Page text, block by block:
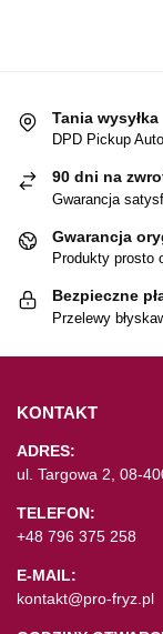
Tania wysyłka
DPD Pickup
90 dni na
Gwarancja
Gwarancja
Produkty prosto
Bezpieczne
Przelewy
KONTAKT
ADRES:
ul. Targowa 2, 08-
TELEFON:
+48 796 375 258
E-MAIL:
kontakt@pro-fryz.pl